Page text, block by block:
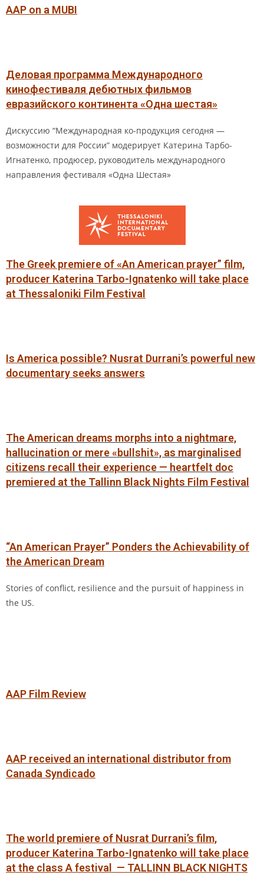
AAP on a MUBI
Деловая программа Международного
кинофестиваля дебютных фильмов
евразийского континента «Одна шестая»
Дискуссию “Международная ко-продукция сегодня —
возможности для России” модерирует Катерина Тарбо-
Игнатенко, продюсер, руководитель международного
направления фестиваля «Одна Шестая»
The Greek premiere of «An American prayer” film,
producer Katerina Tarbo-Ignatenko will take place
at Thessaloniki Film Festival
Is America possible? Nusrat Durrani’s powerful new
documentary seeks answers
The American dreams morphs into a nightmare,
hallucination or mere «bullshit», as marginalised
citizens recall their experience — heartfelt doc
premiered at the Tallinn Black Nights Film Festival
“An American Prayer” Ponders the Achievability of
the American Dream
Stories of conflict, resilience and the pursuit of happiness in
the US.
AAP Film Review
AAP received an international distributor from
Canada Syndicado
The world premiere of Nusrat Durrani’s film,
producer Katerina Tarbo-Ignatenko will take place
at the class A festival
— TALLINN BLACK NIGHTS